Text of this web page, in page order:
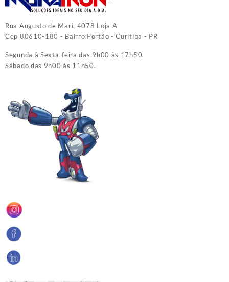
Rua Augusto de Mari, 4078 Loja A
Cep 80610-180 - Bairro Portão - Curitiba - PR
Segunda à Sexta-feira das 9h00 às 17h50.
Sábado das 9h00 às 11h50.